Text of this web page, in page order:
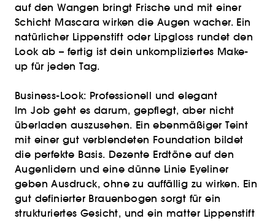
auf den Wangen bringt Frische und mit einer
Schicht Mascara wirken die Augen wacher. Ein
natürlicher Lippenstift oder Lipgloss rundet den
Look ab – fertig ist dein unkompliziertes Make-
up für jeden Tag.
Business-Look: Professionell und elegant
Im Job geht es darum, gepflegt, aber nicht
überladen auszusehen. Ein ebenmäßiger Teint
mit einer gut verblendeten Foundation bildet
die perfekte Basis. Dezente Erdtöne auf den
Augenlidern und eine dünne Linie Eyeliner
geben Ausdruck, ohne zu auffällig zu wirken. Ein
gut definierter Brauenbogen sorgt für ein
strukturiertes Gesicht, und ein matter Lippenstift